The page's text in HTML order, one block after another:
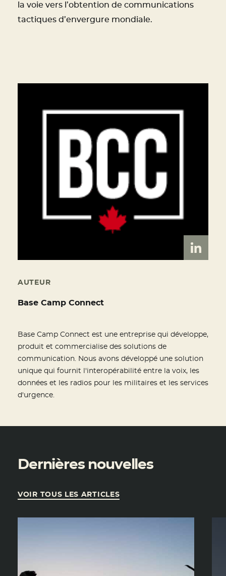
la voie vers l’obtention de communications
tactiques d’envergure mondiale.
AUTEUR
Base Camp Connect
Base Camp Connect est une entreprise qui développe,
produit et commercialise des solutions de
communication. Nous avons développé une solution
unique qui fournit l'interopérabilité entre la voix, les
données et les radios pour les militaires et les services
d'urgence.
Dernières nouvelles
VOIR TOUS LES ARTICLES